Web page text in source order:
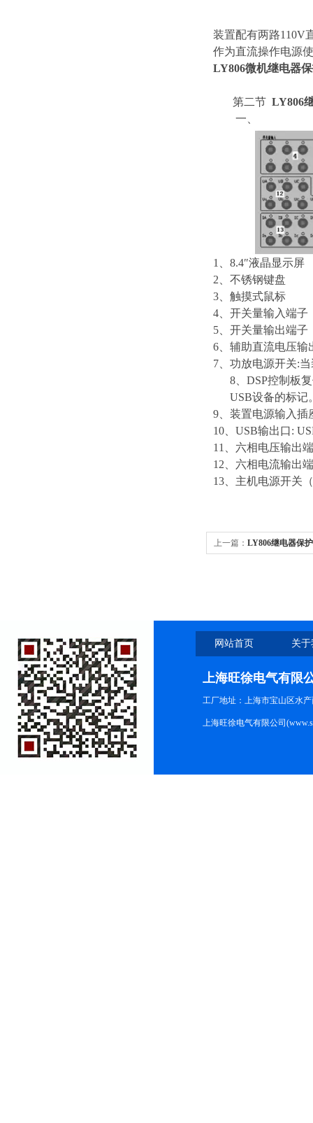
装置配有两路110V
作为直流操作电源
LY806微机继电器
第二节 LY806
一、
1、8.4″液晶显示屏
2、不锈钢键盘
3、触摸式鼠标
4、开关量输入端子
5、开关量输出端子
6、辅助直流电压输
7、功放电源开关:
8、DSP控制板
USB设备的标记
9、装置电源输入插
10、USB输出口:
11、六相电压输出
12、六相电流输出
13、主机电源开关
上一篇： LY806继电器保
网站首页 关
上海旺徐电气有限
工厂地址：上海市宝山区水产
上海旺徐电气有限公司